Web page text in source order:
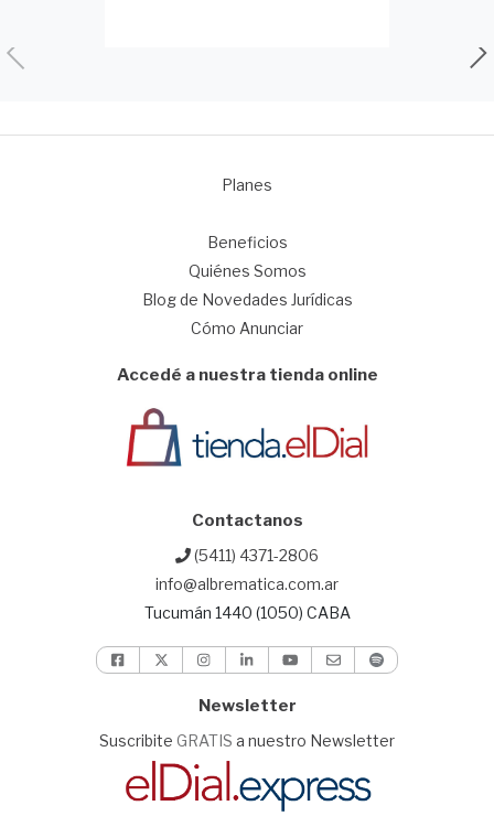
Planes
Beneficios
Quiénes Somos
Blog de Novedades Jurídicas
Cómo Anunciar
Accedé a nuestra tienda online
Contactanos
(5411) 4371-2806
info@albrematica.com.ar
Tucumán 1440 (1050) CABA
Newsletter
Suscribite GRATIS a nuestro Newsletter